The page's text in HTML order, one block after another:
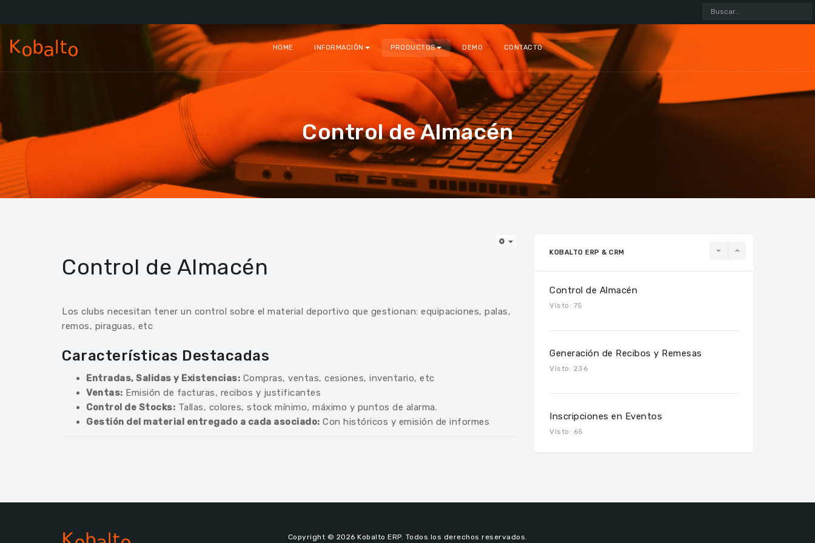
Buscar...
HOME INFORMACIÓN PRODUCTOS DEMO CONTACTO
Control de Almacén
Control de Almacén
Los clubs necesitan tener un control sobre el material deportivo que gestionan: equipaciones, palas,
remos, piraguas, etc
Características Destacadas
Entradas, Salidas y Existencias: Compras, ventas, cesiones, inventario, etc
Ventas: Emisión de facturas, recibos y justificantes
Control de Stocks: Tallas, colores, stock mínimo, máximo y puntos de alarma.
Gestión del material entregado a cada asociado: Con históricos y emisión de informes
KOBALTO ERP & CRM
Gestor de Regatas Mantis
Visto: 77
Facturación, Informes y Estadísticas
Control de Almacén
Visto: 75
Generación de Recibos y Remesas
Visto: 236
Inscripciones en Eventos
Visto: 65
App SmartPhones
Copyright © 2026 Kobalto ERP. Todos los derechos reservados.